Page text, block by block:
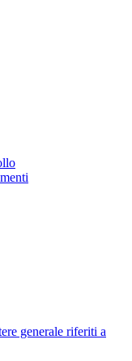
generale riferiti a